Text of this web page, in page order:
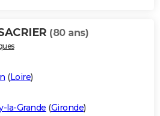
(80 ans)
(Loire)
la-Grande (Gironde)